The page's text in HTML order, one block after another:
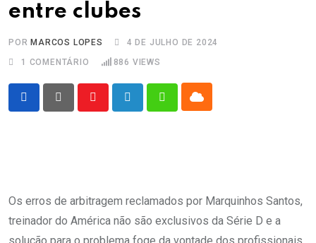
entre clubes
POR MARCOS LOPES
4 DE JULHO DE 2024
1
COMENTÁRIO 886 VIEWS
WhatsappCloud
Os erros de arbitragem reclamados por Marquinhos Santos,
treinador do América não são exclusivos da Série D e a